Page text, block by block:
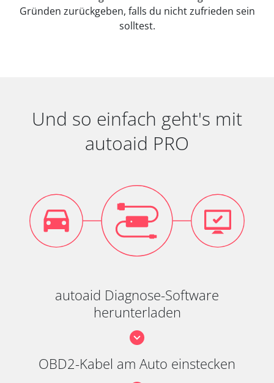
Gründen zurückgeben, falls du nicht zufrieden sein
solltest.
Und so einfach geht's mit
autoaid PRO
autoaid Diagnose-Software
herunterladen
OBD2-Kabel am Auto einstecken